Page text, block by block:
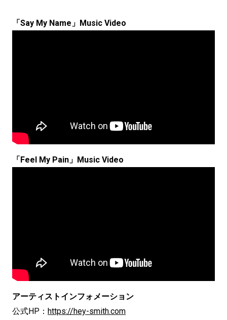
「Say My Name」Music Video
「Feel My Pain」Music Video
アーティストインフォメーション
公式HP： https://hey-smith.com